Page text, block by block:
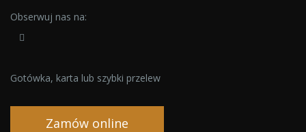
Obserwuj nas na:
Gotówka, karta lub szybki przelew
Zamów online